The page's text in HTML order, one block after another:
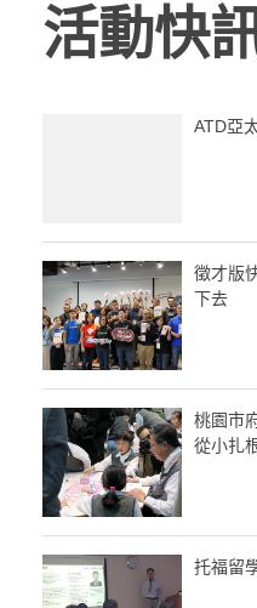
活動快
ATD亞
徵才版
下去
桃園市
從小扎
托福留